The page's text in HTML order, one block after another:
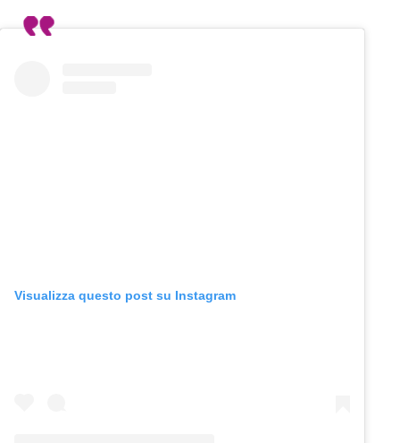
Visualizza questo post su Instagram